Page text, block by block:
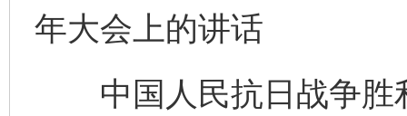
年大会上的讲话
中国人民抗日战争胜